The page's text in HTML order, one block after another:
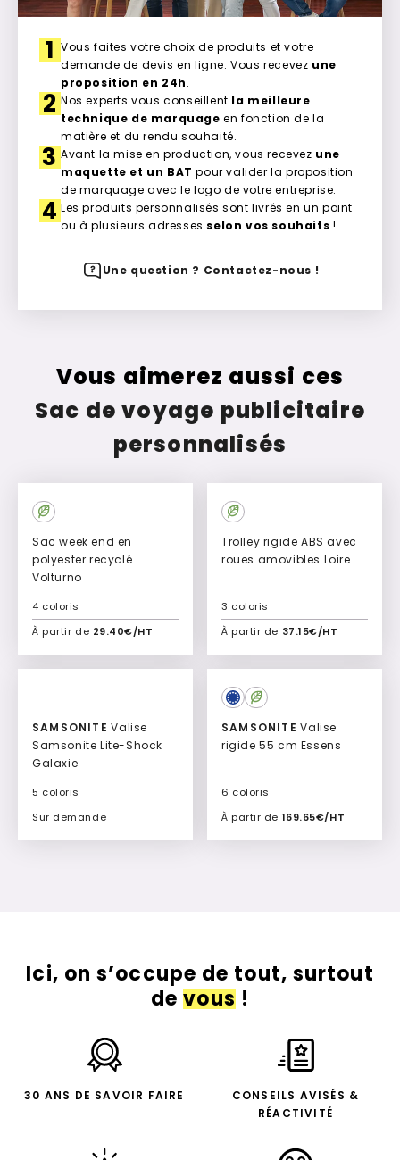
1 Vous faites votre choix de produits et votre
demande de devis en ligne. Vous recevez une
proposition en 24h.
2 Nos experts vous conseillent la meilleure
technique de marquage en fonction de la
matière et du rendu souhaité.
3 Avant la mise en production, vous recevez une
maquette et un BAT pour valider la proposition
de marquage avec le logo de votre entreprise.
4 Les produits personnalisés sont livrés en un point
ou à plusieurs adresses selon vos souhaits !
Une question ? Contactez-nous !
Vous aimerez aussi ces
Sac de voyage publicitaire
personnalisés
Sac week end en
polyester recyclé
Volturno
À partir de 29.40€/HT
4 coloris
Ajouter à mon devis
Trolley rigide ABS avec
roues amovibles Loire
À partir de 37.15€/HT
3 coloris
Ajouter à mon devis
SAMSONITE Valise
Samsonite Lite-Shock
Galaxie
Sur demande
5 coloris
Ajouter à mon devis
SAMSONITE Valise
rigide 55 cm Essens
À partir de 169.65€/HT
6 coloris
Ajouter à mon devis
Ici, on s’occupe de tout, surtout
devous!
30 ANS DE SAVOIR FAIRE
CONSEILS AVISÉS &
RÉACTIVITÉ